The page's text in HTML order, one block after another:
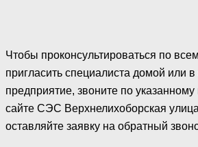
Чтобы проконсультироваться по
пригласить специалиста домой или
предприятие, звоните по
сайте СЭС Верхнелихоборская
оставляйте заявку на обратный